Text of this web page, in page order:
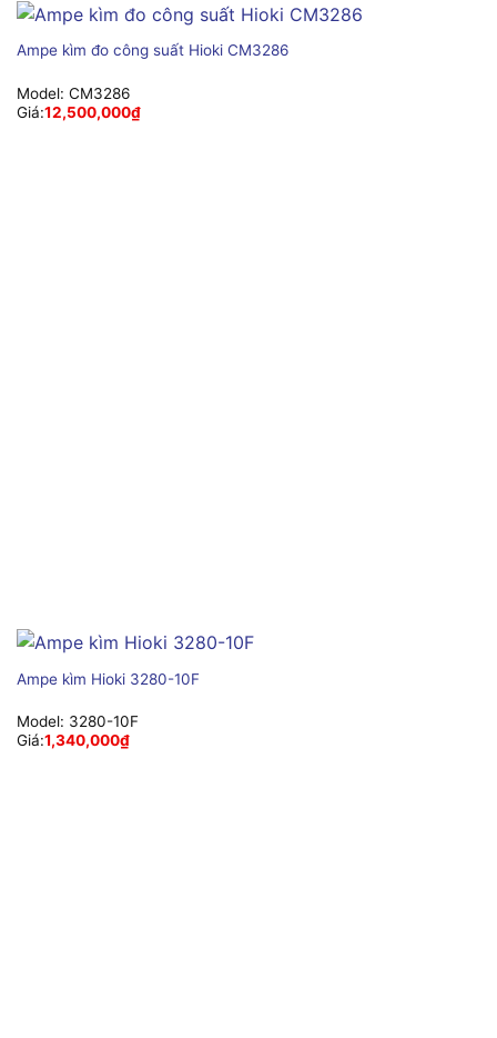
Ampe kìm đo công suất Hioki CM3286
Model: CM3286
Giá:12,500,000₫
Ampe kìm Hioki 3280-10F
Model: 3280-10F
Giá:1,340,000₫